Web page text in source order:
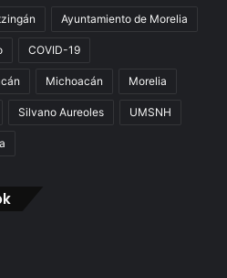
Ayuntamiento de Morelia
COVID-19
Michoacán Morelia
Silvano Aureoles UMSNH